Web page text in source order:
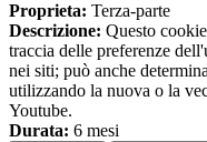
Proprieta: Terza-parte
Descrizione: Questo
traccia delle preferenze
nei siti; può anche
utilizzando la nuova o la
Youtube.
Durata: 6 mesi